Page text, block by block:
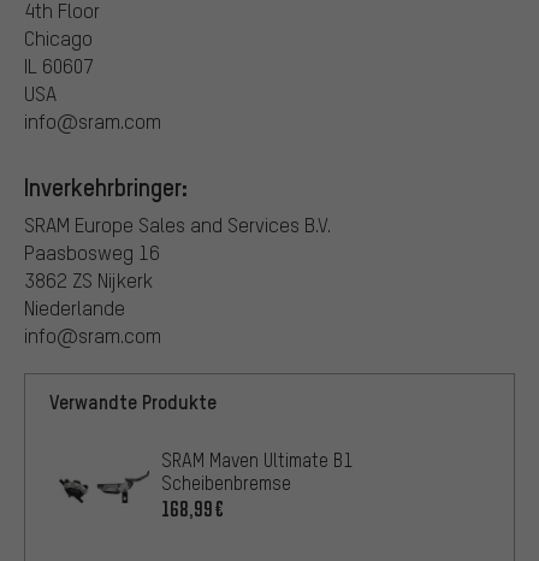
4th Floor
Chicago
IL 60607
USA
info@sram.com
Inverkehrbringer:
SRAM Europe Sales and Services B.V.
Paasbosweg 16
3862 ZS Nijkerk
Niederlande
info@sram.com
Verwandte Produkte
SRAM Maven Ultimate B1
Scheibenbremse
168,99€